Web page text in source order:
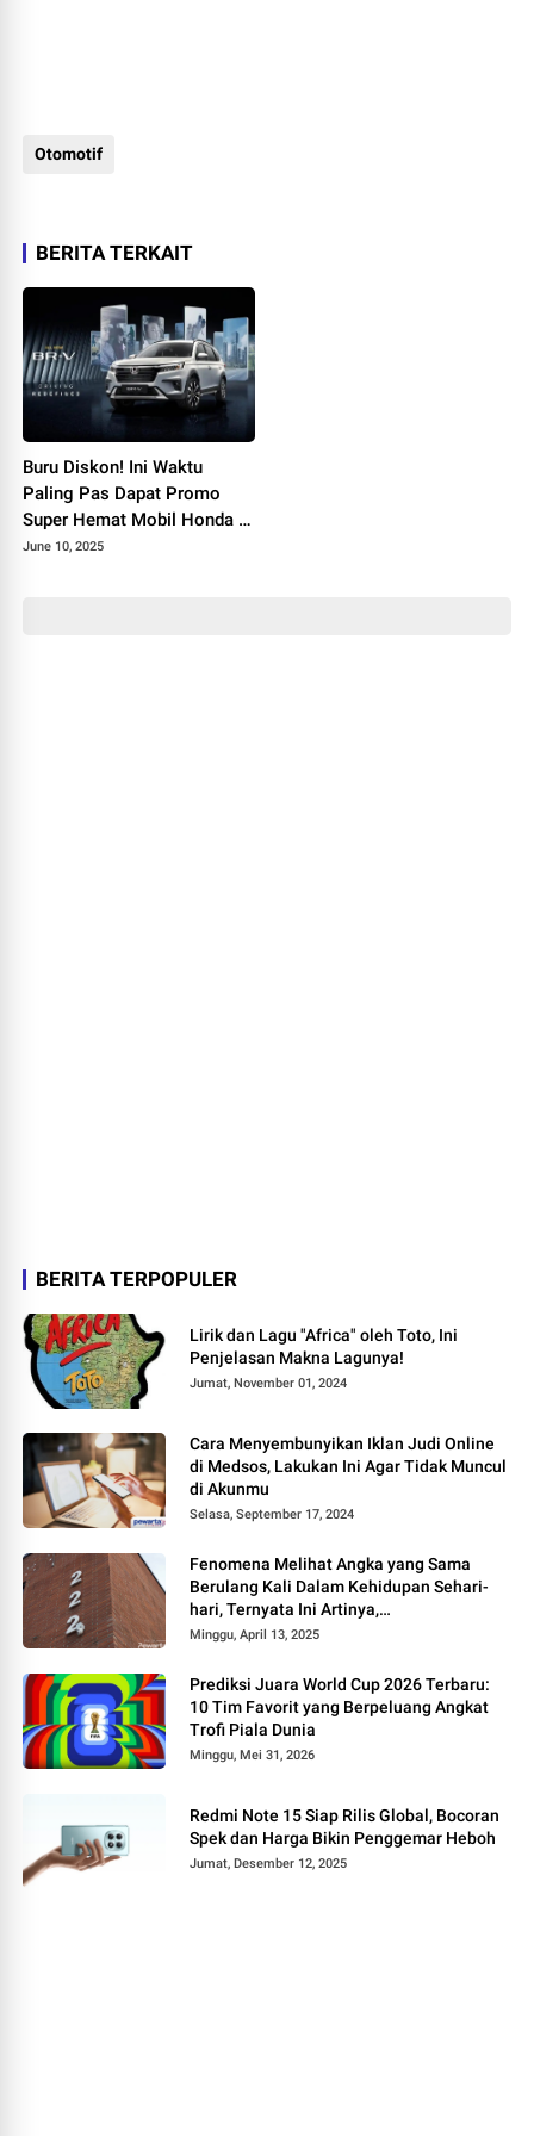
Otomotif
BERITA TERKAIT
Buru Diskon! Ini Waktu
Paling Pas Dapat Promo
Super Hemat Mobil Honda di
Langkat
June 10, 2025
BERITA TERPOPULER
Lirik dan Lagu "Africa" oleh Toto, Ini
Penjelasan Makna Lagunya!
Jumat, November 01, 2024
Cara Menyembunyikan Iklan Judi Online
di Medsos, Lakukan Ini Agar Tidak Muncul
di Akunmu
Selasa, September 17, 2024
Fenomena Melihat Angka yang Sama
Berulang Kali Dalam Kehidupan Sehari-
hari, Ternyata Ini Artinya,
Bukan Kebetulan Saja!
Minggu, April 13, 2025
Prediksi Juara World Cup 2026 Terbaru:
10 Tim Favorit yang Berpeluang Angkat
Trofi Piala Dunia
Minggu, Mei 31, 2026
Redmi Note 15 Siap Rilis Global, Bocoran
Spek dan Harga Bikin Penggemar Heboh
Jumat, Desember 12, 2025